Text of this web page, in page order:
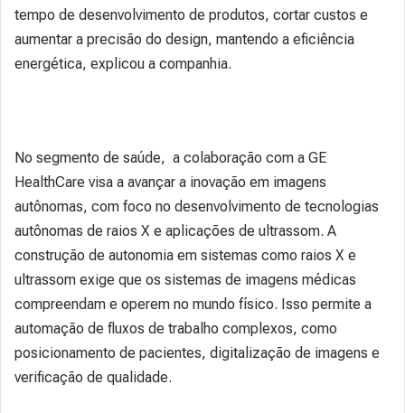
tempo de desenvolvimento de produtos, cortar custos e
aumentar a precisão do design, mantendo a eficiência
energética, explicou a companhia.
No segmento de saúde, a colaboração com a GE
HealthCare visa a avançar a inovação em imagens
autônomas, com foco no desenvolvimento de tecnologias
autônomas de raios X e aplicações de ultrassom. A
construção de autonomia em sistemas como raios X e
ultrassom exige que os sistemas de imagens médicas
compreendam e operem no mundo físico. Isso permite a
automação de fluxos de trabalho complexos, como
posicionamento de pacientes, digitalização de imagens e
verificação de qualidade.